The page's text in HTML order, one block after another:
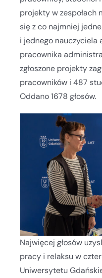
projekty w zespołach
się z co najmniej
i jednego nauczyciela
pracownika
zgłoszone projekty
pracowników i 487
Oddano 1678 głosów.
Najwięcej głosów
pracy i relaksu w
Uniwersytetu